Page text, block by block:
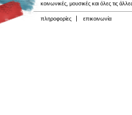
κοινωνικές, μουσικές και όλες τις
πληροφορίες επικοινωνία